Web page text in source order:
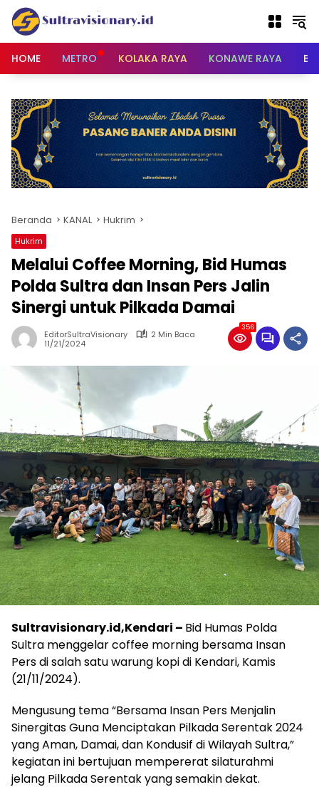
Langsung
konten
HOME
METRO KOLAKA RAYA KONAWE RAYA
Beranda KANAL Hukrim
Hukrim
Melalui Coffee Morning, Bid Humas
Polda Sultra dan Insan Pers Jalin
Sinergi untuk Pilkada Damai
EditorSultraVisionary
2 Min Baca
11/21/2024
356
Sultravisionary.id,Kendari – Bid Humas Polda
Sultra menggelar coffee morning bersama Insan
Pers di salah satu warung kopi di Kendari, Kamis
(21/11/2024).
Mengusung tema “Bersama Insan Pers Menjalin
Sinergitas Guna Menciptakan Pilkada Serentak 2024
yang Aman, Damai, dan Kondusif di Wilayah Sultra,”
kegiatan ini bertujuan mempererat silaturahmi
jelang Pilkada Serentak yang semakin dekat.